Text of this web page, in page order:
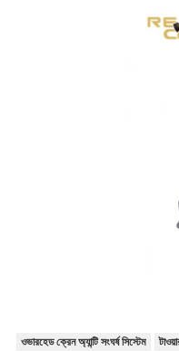
ওভারহেড ক্রেন অ্যান্টি সংঘর্ষ সিস্টেম